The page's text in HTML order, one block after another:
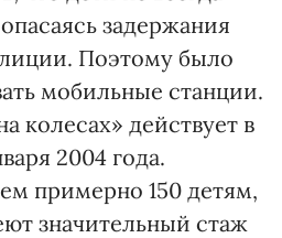
задержания
Поэтому было
мобильные станции.
колесах» действует в
2004 года.
примерно 150 детям,
значительный стаж